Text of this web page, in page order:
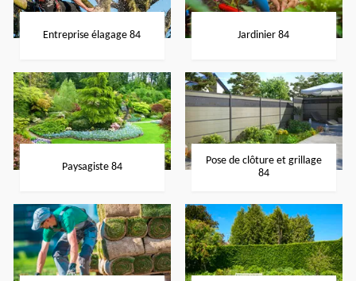
Entreprise élagage 84 Jardinier 84
Paysagiste 84
Pose de clôture et grillage
84